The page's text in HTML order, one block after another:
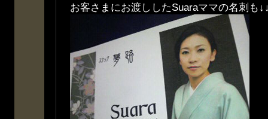
お客さまにお渡ししたSuaraママの名刺も